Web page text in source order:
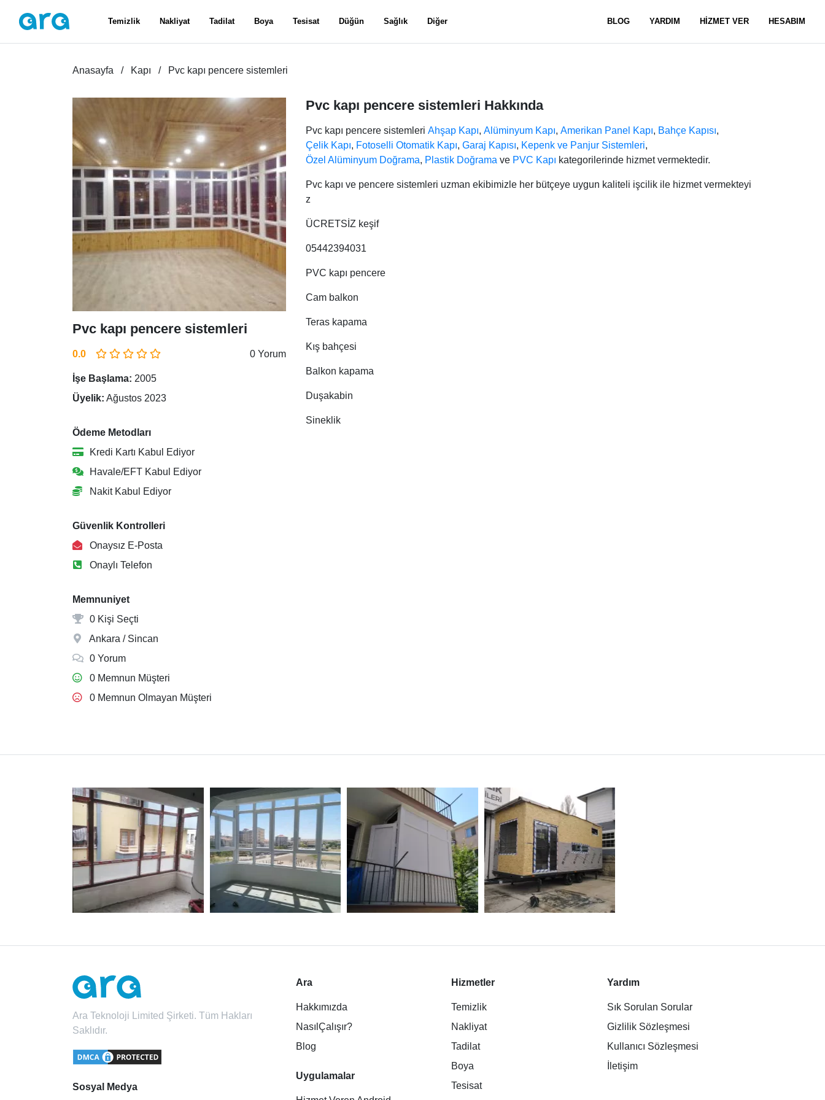
Temizlik Nakliyat Tadilat Boya Tesisat Düğün Sağlık Diğer BLOG YARDIM HİZMET VER HESABIM
Anasayfa Kapı Pvc kapı pencere sistemleri
Pvc kapı pencere sistemleri
0.0 0 Yorum
İşe Başlama: 2005
Üyelik: Ağustos 2023
Ödeme Metodları
Kredi Kartı Kabul Ediyor
Havale/EFT Kabul Ediyor
Nakit Kabul Ediyor
Güvenlik Kontrolleri
Onaysız E-Posta
Onaylı Telefon
Memnuniyet
0 Kişi Seçti
Ankara / Sincan
0 Yorum
0 Memnun Müşteri
0 Memnun Olmayan Müşteri
Pvc kapı pencere sistemleri Hakkında
Pvc kapı pencere sistemleri Ahşap Kapı, Alüminyum Kapı, Amerikan Panel Kapı, Bahçe Kapısı,
Çelik Kapı, Fotoselli Otomatik Kapı, Garaj Kapısı, Kepenk ve Panjur Sistemleri,
Özel Alüminyum Doğrama, Plastik Doğrama ve PVC Kapı kategorilerinde hizmet vermektedir.
Pvc kapı ve pencere sistemleri uzman ekibimizle her bütçeye uygun kaliteli işcilik ile hizmet vermekteyi
z
ÜCRETSİZ keşif
05442394031
PVC kapı pencere
Cam balkon
Teras kapama
Kış bahçesi
Balkon kapama
Duşakabin
Sineklik
Ara Teknoloji Limited Şirketi. Tüm Hakları
Saklıdır.
Sosyal Medya
Ara
Hakkımızda
NasılÇalışır?
Blog
Uygulamalar
Hizmetler
Temizlik
Nakliyat
Tadilat
Boya
Tesisat
Yardım
Sık Sorulan Sorular
Gizlilik Sözleşmesi
Kullanıcı Sözleşmesi
İletişim